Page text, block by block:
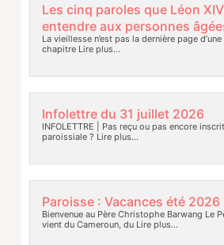
Les cinq paroles que Léon
entendre aux personnes
La vieillesse n’est pas la dernière page
chapitreLire plus…
Infolettre du 31 juillet 2026
INFOLETTRE | Pas reçu ou pas encore
paroissiale ? Lire plus…
Paroisse : Vacances été 2026
Bienvenue au Père Christophe Barwang Le
vient du Cameroun, duLire plus…